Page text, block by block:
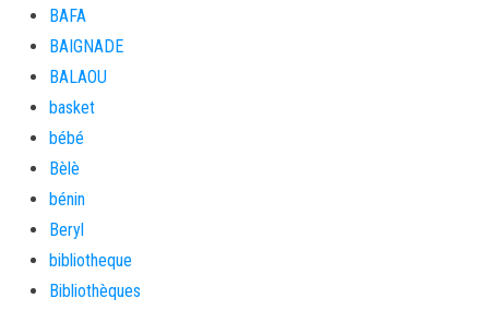
BAFA
BAIGNADE
BALAOU
basket
bébé
Bèlè
bénin
Beryl
bibliotheque
Bibliothèques